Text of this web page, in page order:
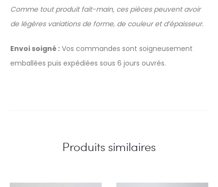
Comme tout produit fait-main, ces pièces peuvent avoir
de légères variations de forme, de couleur et d’épaisseur.
Envoi soigné : Vos commandes sont soigneusement
emballées puis expédiées sous 6 jours ouvrés.
Produits similaires